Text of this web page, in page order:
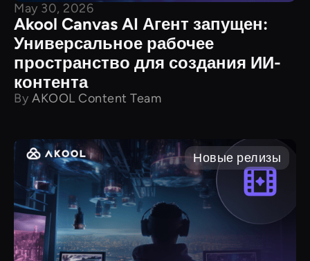
May 30, 2026
Akool Canvas AI Агент запущен:
Универсальное рабочее
пространство для создания ИИ-
контента
By AKOOL Content Team
Новые релизы